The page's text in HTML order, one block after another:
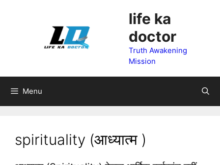
life ka
doctor
Truth Awakening
Mission
Menu
spirituality (आध्यात्म )